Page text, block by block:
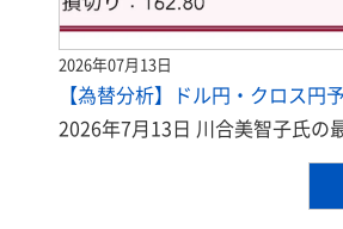
2026年07月13日
【為替分析】ドル円・クロス円
2026年7月13日 川合美智子氏の